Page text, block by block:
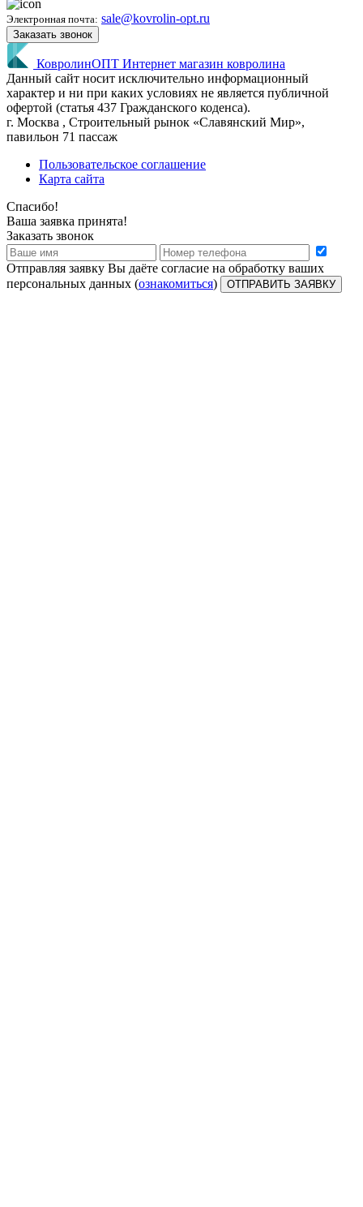
Электронная почта: sale@kovrolin-opt.ru
Заказать звонок
КовролинОПТ Интернет магазин ковролина
Данный сайт носит исключительно информационный
характер и ни при каких условиях не является публичной
офертой (статья 437 Гражданского коденса).
г. Москва , Строительный рынок «Славянский Мир»,
павильон 71 пассаж
Пользовательское соглашение
Карта сайта
Спасибо!
Ваша заявка принята!
Заказать звонок
Отправляя заявку Вы даёте согласие на обработку ваших
персональных данных (ознакомиться) ОТПРАВИТЬ ЗАЯВКУ